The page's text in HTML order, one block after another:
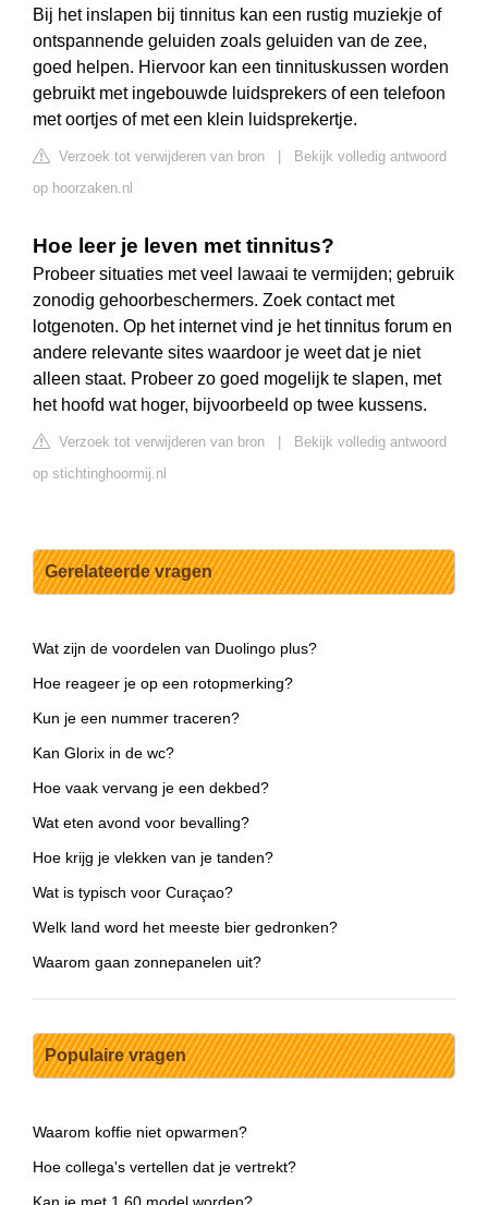
Bij het inslapen bij tinnitus kan een rustig muziekje of
ontspannende geluiden zoals geluiden van de zee,
goed helpen. Hiervoor kan een tinnituskussen worden
gebruikt met ingebouwde luidsprekers of een telefoon
met oortjes of met een klein luidsprekertje.
Verzoek tot verwijderen van bron
Bekijk volledig antwoord
op hoorzaken.nl
Hoe leer je leven met tinnitus?
Probeer situaties met veel lawaai te vermijden; gebruik
zonodig gehoorbeschermers. Zoek contact met
lotgenoten. Op het internet vind je het tinnitus forum en
andere relevante sites waardoor je weet dat je niet
alleen staat. Probeer zo goed mogelijk te slapen, met
het hoofd wat hoger, bijvoorbeeld op twee kussens.
Verzoek tot verwijderen van bron
Bekijk volledig antwoord
op stichtinghoormij.nl
Gerelateerde vragen
Wat zijn de voordelen van Duolingo plus?
Hoe reageer je op een rotopmerking?
Kun je een nummer traceren?
Kan Glorix in de wc?
Hoe vaak vervang je een dekbed?
Wat eten avond voor bevalling?
Hoe krijg je vlekken van je tanden?
Wat is typisch voor Curaçao?
Welk land word het meeste bier gedronken?
Waarom gaan zonnepanelen uit?
Populaire vragen
Waarom koffie niet opwarmen?
Hoe collega's vertellen dat je vertrekt?